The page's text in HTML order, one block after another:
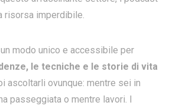
risorsa imperdibile.
modo unico e accessibile per
le tecniche e le storie di vita
ascoltarli ovunque: mentre sei in
passeggiata o mentre lavori. I